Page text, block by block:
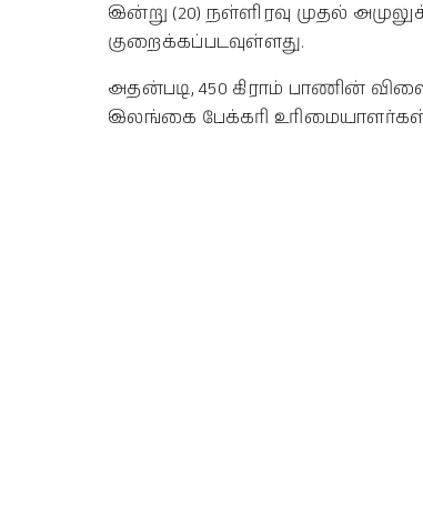
இன்று (20) நள்ளிரவு முதல்
குறைக்கப்படவுள்ளது.
அதன்படி, 450 கிராம் பாணின்
இலங்கை பேக்கரி உரிமையாளர்கள்